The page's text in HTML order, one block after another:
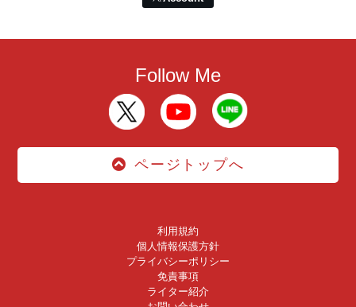
Follow Me
ページトップへ
利用規約
個人情報保護方針
プライバシーポリシー
免責事項
ライター紹介